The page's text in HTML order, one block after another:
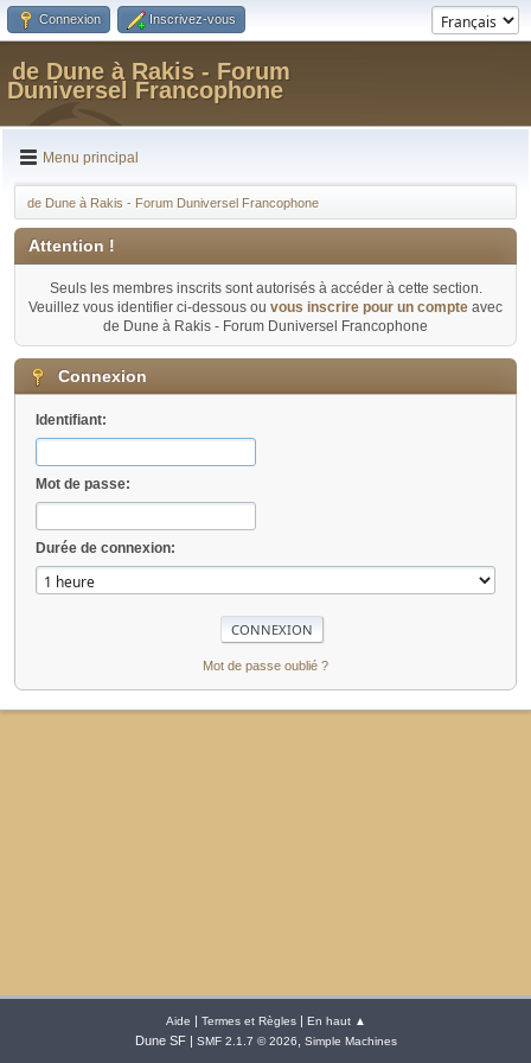
Connexion Inscrivez-vous
de Dune à Rakis - Forum
Duniversel Francophone
Menu principal
de Dune à Rakis - Forum Duniversel Francophone
Attention !
Seuls les membres inscrits sont autorisés à accéder à cette section.
Veuillez vous identifier ci-dessous ou vous inscrire pour un compte avec
de Dune à Rakis - Forum Duniversel Francophone
Connexion
Identifiant:
Mot de passe:
Durée de connexion:
Mot de passe oublié ?
Aide | Termes et Règles| En haut ▲
Dune SF | SMF 2.1.7 © 2026 Simple Machines